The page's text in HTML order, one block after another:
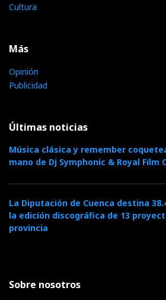
Cultura
Más
Opinión
Publicidad
Últimas noticias
Música clásica y remember
mano de Dj Symphonic & Royal Film
La Diputación de Cuenca destina
la edición discográfica de 13
provincia
Sobre nosotros